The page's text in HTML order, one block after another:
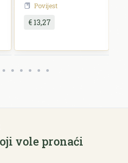
Povijest
€ 13,27
vole pronaći